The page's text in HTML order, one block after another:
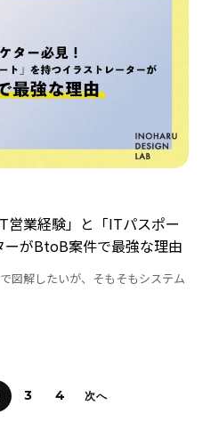
営業経験」と「ITパスポー
ーがBtoB案件で最強な理由
図解したいが、そもそもシステム
3 4 次へ